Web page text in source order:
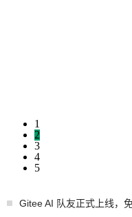
1
2
3
4
5
Gitee AI 队友正式上线，